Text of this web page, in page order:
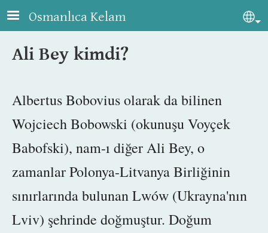
Skip to main content
Osmanlıca Kelam
Ali Bey kimdi?
Albertus Bobovius olarak da bilinen
Wojciech Bobowski (okunuşu Voyçek
Babofski), nam-ı diğer Ali Bey, o
zamanlar Polonya-Litvanya Birliğinin
sınırlarında bulunan Lwów (Ukrayna'nın
Lviv) şehrinde doğmuştur. Doğum